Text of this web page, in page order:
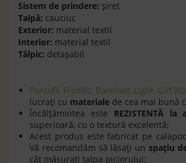
Sistem de prindere: şiret
Talpă: cauciuc
Exterior: material textil
Interior: material textil
Tălpic: detaşabil
Pantofii Froddo Barefoot Light
lucraţi cu materiale de cea mai bună
Încălţămintea este REZISTENTĂla
superioară, cu o textură excelentă;
Acest produs este fabricat pe calapod
Vă recomandăm să lăsaţi un spaţiu
cât măsuraţi talpa piciorului;